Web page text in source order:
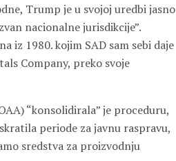
Trump je u svojoj uredbi jasno
nacionalne jurisdikcije”.
iz 1980. kojim SAD sam sebi daje
Company, preko svoje
“konsolidirala” je proceduru,
periode za javnu raspravu,
sredstva za proizvodnju